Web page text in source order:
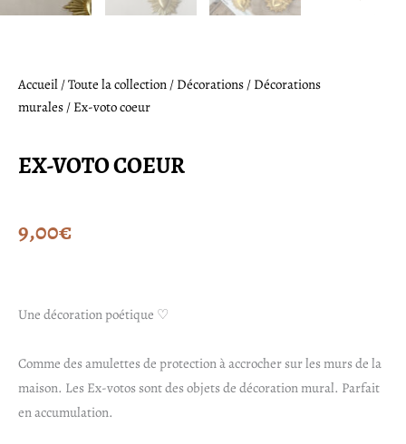
Accueil /Toute la collection / Décorations / Décorations
murales / Ex-voto coeur
EX-VOTO COEUR
9,00€
Une décoration poétique ♡
Comme des amulettes de protection à accrocher sur les murs de la
maison. Les Ex-votos sont des objets de décoration mural. Parfait
en accumulation.